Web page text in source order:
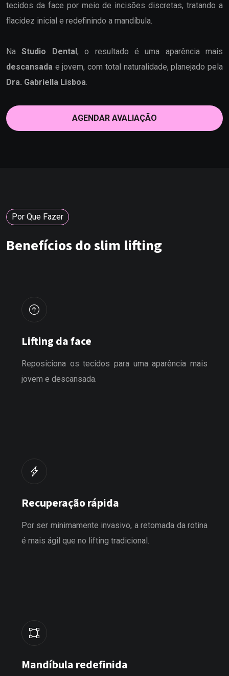
tecidos da face por meio de incisões discretas, tratando a
flacidez inicial e redefinindo a mandíbula.
NaStudio Dental, o resultado é uma aparência mais
descansada e jovem, com total naturalidade, planejado pela
Dra. Gabriella Lisboa.
AGENDAR AVALIAÇÃO
Por Que Fazer
Benefícios do slim lifting
Lifting da face
Reposiciona os tecidos para uma aparência mais
jovem e descansada.
Recuperação rápida
Por ser minimamente invasivo, a retomada da rotina
é mais ágil que no lifting tradicional.
Mandíbula redefinida